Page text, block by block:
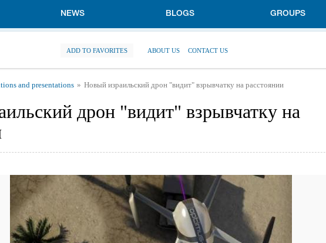
NEWS BLOGS GROUPS
ADD TO FAVORITES ABOUT US CONTACT US
and presentations Новый израильский дрон "видит" взрывчатку на расстоянии
дрон "видит" взрывчатку на